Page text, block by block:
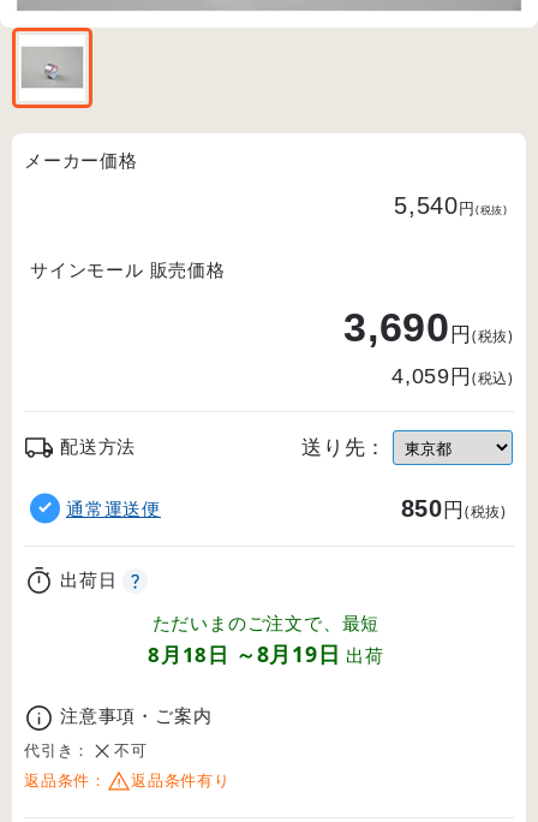
メーカー価格
5,540円(税抜)
サインモール 販売価格
3,690円(税抜)
4,059円(税込)
配送方法 送り先：
通常運送便 850円(税抜)
出荷日
ただいまのご注文で、最短
8月18日 ～8月19日 出荷
注意事項・ご案内
代引き：
不可
返品条件：
返品条件有り